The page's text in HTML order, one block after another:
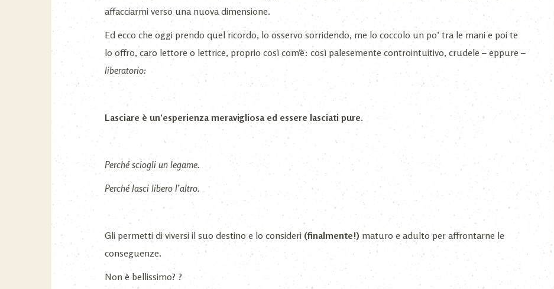
affacciarmi verso una nuova dimensione.
Ed ecco che oggi prendo quel ricordo, lo osservo sorridendo, me lo coccolo un po’ tra le mani e poi te
lo offro, caro lettore o lettrice, proprio così com’è: così palesemente controintuitivo, crudele – eppure –
liberatorio:
Lasciare è un’esperienza meravigliosa ed essere lasciati pure.
Perché sciogli un legame.
Perché lasci libero l’altro.
Gli permetti di viversi il suo destino e lo consideri (finalmente!) maturo e adulto per affrontarne le
conseguenze.
Non è bellissimo? ?